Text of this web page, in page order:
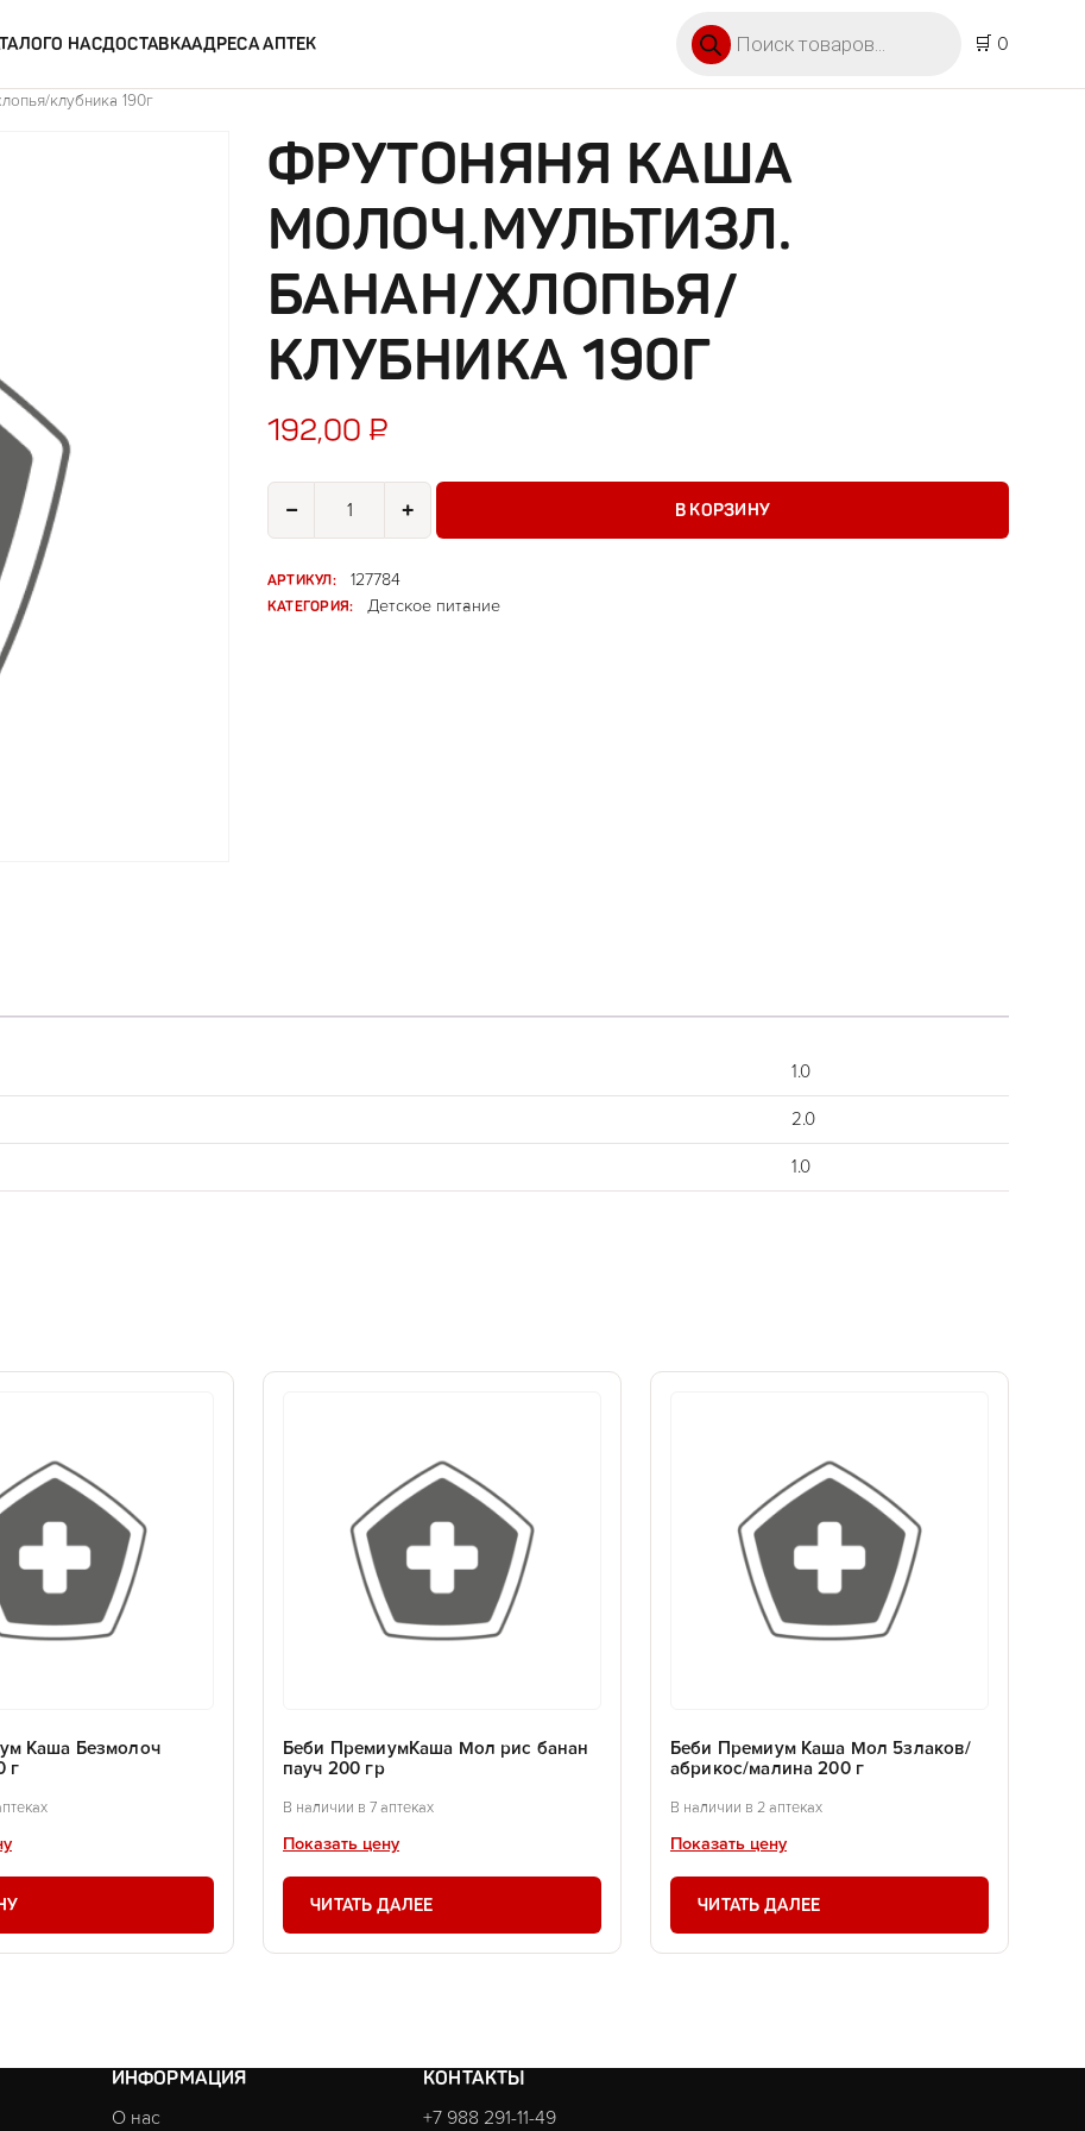
О НАСДОСТАВКААДРЕСА АПТЕК
🛒 0
клубника 190г
ФРУТОНЯНЯ КАША
МОЛОЧ.МУЛЬТИЗЛ.
БАНАН/ХЛОПЬЯ/
КЛУБНИКА 190Г
192,00 ₽
−
Количество товара Фрутоняня каша молоч.мультизл. банан/хлопья/клубника 190г
+ В КОРЗИНУ
АРТИКУЛ:
127784
КАТЕГОРИЯ:
Детское питание
1.0
2.0
1.0
Каша Безмолоч
г
Беби ПремиумКаша Мол рис банан
пауч 200 гр
В наличии в 7 аптеках
Показать цену
ЧИТАТЬ ДАЛЕЕ
Беби Премиум Каша Мол 5злаков/
абрикос/малина 200 г
В наличии в 2 аптеках
Показать цену
ЧИТАТЬ ДАЛЕЕ
ИНФОРМАЦИЯ
О нас
КОНТАКТЫ
+7 988 291-11-49